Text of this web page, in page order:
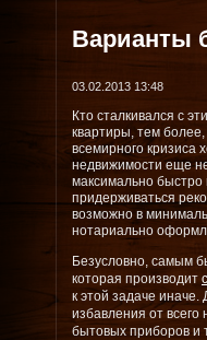
Варианты
03.02.2013 13:48
Кто сталкивался с
квартиры, тем
всемирного кризиса
недвижимости еще
максимально быстро
придерживаться
возможно в
нотариально
Безусловно, самым
которая производит
к этой задаче иначе.
избавления от
бытовых приборов и